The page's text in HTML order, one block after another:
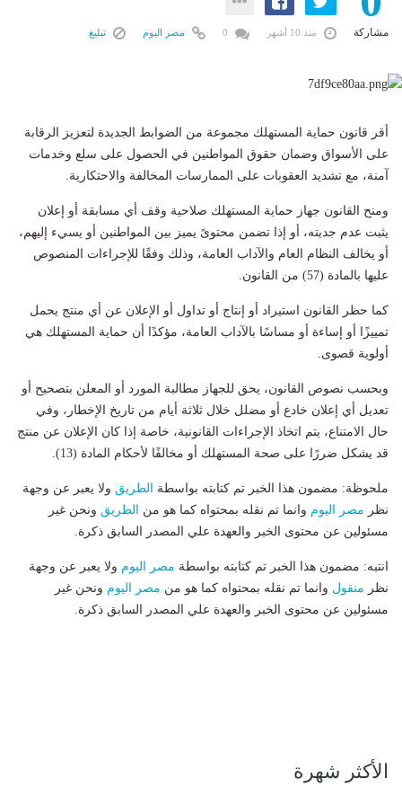
مشاركة منذ 10 أشهر مصر اليوم تبليغ
أقر قانون حماية المستهلك مجموعة من الضوابط الجديدة لتعزيز الرقابة
على الأسواق وضمان حقوق المواطنين في الحصول على سلع وخدمات
آمنة، مع تشديد العقوبات على الممارسات المخالفة والاحتكارية.
ومنح القانون جهاز حماية المستهلك صلاحية وقف أي مسابقة أو إعلان
يثبت عدم جديته، أو إذا تضمن محتوىً يميز بين المواطنين أو يسيء إليهم،
أو يخالف النظام العام والآداب العامة، وذلك وفقًا للإجراءات المنصوص
عليها بالمادة (57) من القانون.
كما حظر القانون استيراد أو إنتاج أو تداول أو الإعلان عن أي منتج يحمل
تمييزًا أو إساءة أو مساسًا بالآداب العامة، مؤكدًا أن حماية المستهلك هي
أولوية قصوى.
وبحسب نصوص القانون، يحق للجهاز مطالبة المورد أو المعلن بتصحيح أو
تعديل أي إعلان خادع أو مضلل خلال ثلاثة أيام من تاريخ الإخطار، وفي
حال الامتناع، يتم اتخاذ الإجراءات القانونية، خاصة إذا كان الإعلان عن منتج
قد يشكل ضررًا على صحة المستهلك أو مخالفًا لأحكام المادة (13).
ملحوظة: مضمون هذا الخبر تم كتابته بواسطة الطريق ولا يعبر عن وجهة
نظر مصر اليوم وانما تم نقله بمحتواه كما هو من الطريق ونحن غير
مسئولين عن محتوى الخبر والعهدة علي المصدر السابق ذكرة.
انتبه: مضمون هذا الخبر تم كتابته بواسطة مصر اليوم ولا يعبر عن وجهة
نظر منقول وانما تم نقله بمحتواه كما هو من مصر اليوم ونحن غير
مسئولين عن محتوى الخبر والعهدة علي المصدر السابق ذكرة.
الأكثر شهرة